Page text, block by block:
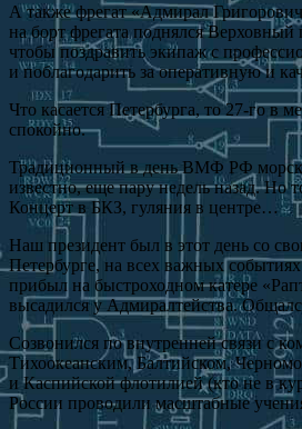
А также фрегат «Адмирал
на борт фрегата поднялся
чтобы поздравить экипаж с
и поблагодарить за оперативную и
Что касается Петербурга, то 27-го в
спокойно.
Традиционный в день ВМФ РФ
известно, еще пару недель назад. Но
Концерт в БКЗ, гуляния в центре…
Наш президент был в этот день со
Петербурге, на всех важных
прибыл на быстроходном катере
высадился у Адмиралтейства.
Созвонился по внутренней связи с
Тихоокеанским, Балтийском,
и Каспийской флотилией (кто не в
России проводили масштабные